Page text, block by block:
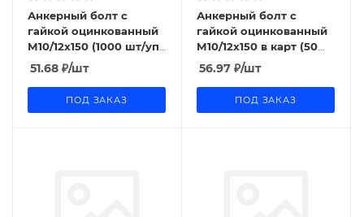
Анкерный болт с
гайкой оцинкованный
М10/12x150 (1000 шт/уп)
Промрукав
51.68 ₽/шт
ПОД ЗАКАЗ
Анкерный болт с
гайкой оцинкованный
М10/12x150 в карт (50
шт/уп) Промрукав
56.97 ₽/шт
ПОД ЗАКАЗ